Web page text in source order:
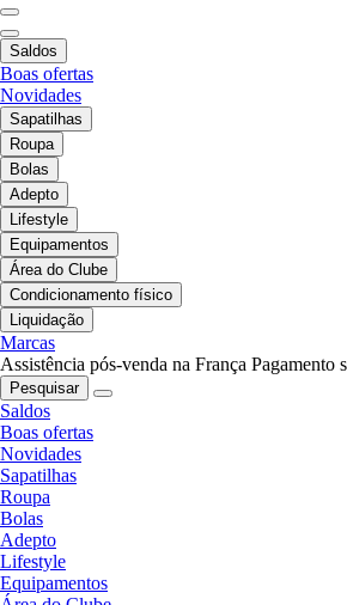
Saldos
Boas ofertas
Novidades
Sapatilhas
Roupa
Bolas
Adepto
Lifestyle
Equipamentos
Área do Clube
Condicionamento físico
Liquidação
Marcas
Assistência pós-venda na França Pagamento
Pesquisar
Saldos
Boas ofertas
Novidades
Sapatilhas
Roupa
Bolas
Adepto
Lifestyle
Equipamentos